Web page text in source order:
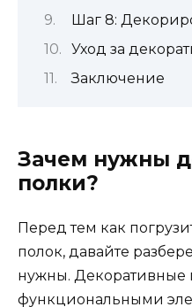
Шаг 8:
Уход за
Заключение
Зачем нужны
полки?
Перед тем как
полок, давайте
нужны. Декоративные
функциональными